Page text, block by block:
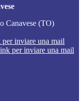
Canavese (TO)
inviare una mail
per inviare una mail